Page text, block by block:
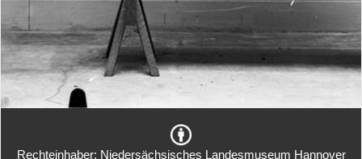
Rechteinhaber: Niedersächsisches Landesmuseum Hannover